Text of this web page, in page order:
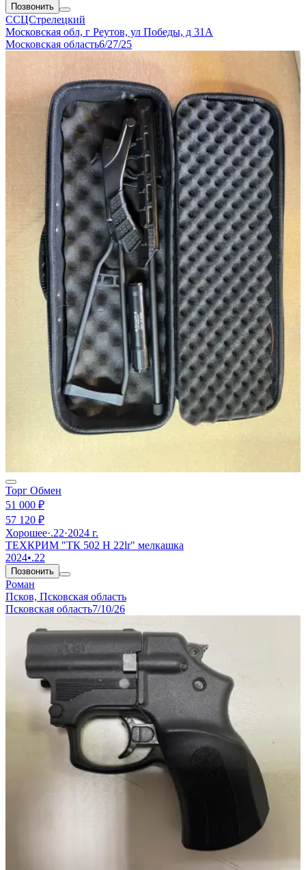
Позвонить
ССЦСтрелецкий
Московская обл, г Реутов, ул Победы, д 31А
Московская область6/27/25
Торг Обмен
51 000 ₽
57 120 ₽
Хорошее·.22·2024 г.
ТЕХКРИМ "ТК 502 Н 22lr" мелкашка
2024•.22
Позвонить
Роман
Псков, Псковская область
Псковская область7/10/26